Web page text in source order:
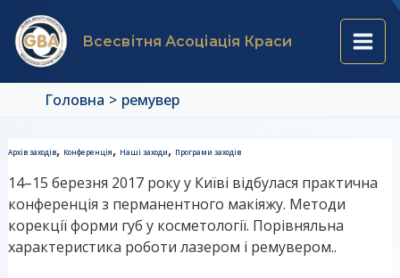
Перейти
до
вмісту
Всесвітня Асоціація Краси
Main
Головна ремувер
Архів заходів, Конференція, Наші заходи, Програми заходів
14–15 березня 2017 року у Київі відбулася практична
конференція з перманентного макіяжу. Методи
корекції форми губ у косметології. Порівняльна
характеристика роботи лазером і ремувером..
Програма
з
перманентного
макіяжу.
День